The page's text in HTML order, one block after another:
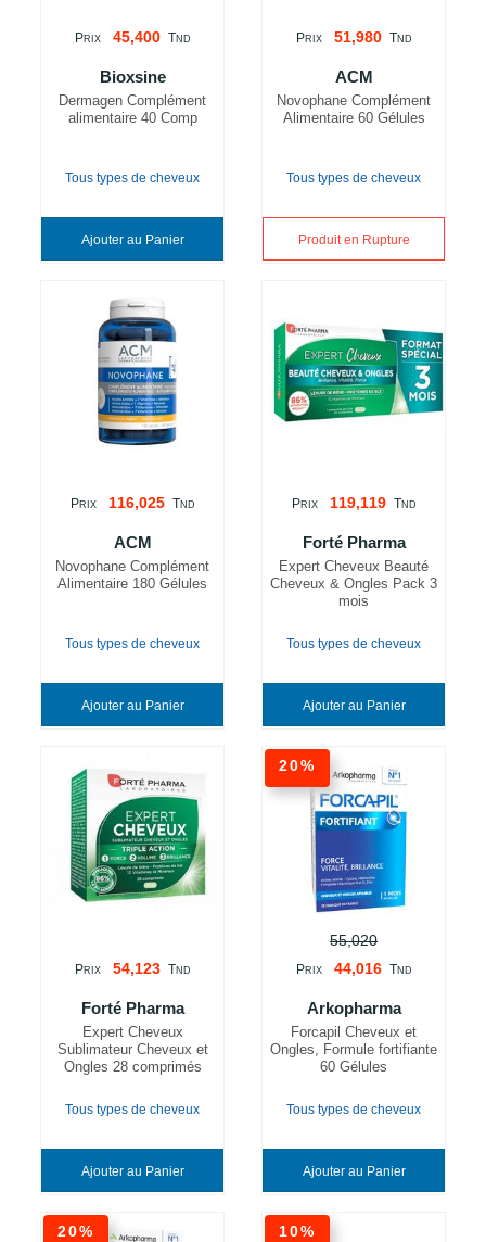
PRIX 45,400 TND
Bioxsine
Dermagen Complément
alimentaire 40 Comp
Tous types de cheveux
Ajouter au Panier
PRIX 51,980 TND
ACM
Novophane Complément
Alimentaire 60 Gélules
Tous types de cheveux
Produit en Rupture
PRIX 116,025 TND
ACM
Novophane Complément
Alimentaire 180 Gélules
Tous types de cheveux
Ajouter au Panier
PRIX 119,119 TND
Forté Pharma
Expert Cheveux Beauté
Cheveux & Ongles Pack 3
mois
Tous types de cheveux
Ajouter au Panier
PRIX 54,123 TND
Forté Pharma
Expert Cheveux
Sublimateur Cheveux et
Ongles 28 comprimés
Tous types de cheveux
Ajouter au Panier
20%
55,020
PRIX 44,016 TND
Arkopharma
Forcapil Cheveux et
Ongles, Formule fortifiante
60 Gélules
Tous types de cheveux
Ajouter au Panier
20% 10%